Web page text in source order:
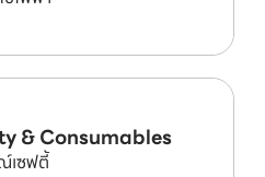
& Consumables
เซฟตี้